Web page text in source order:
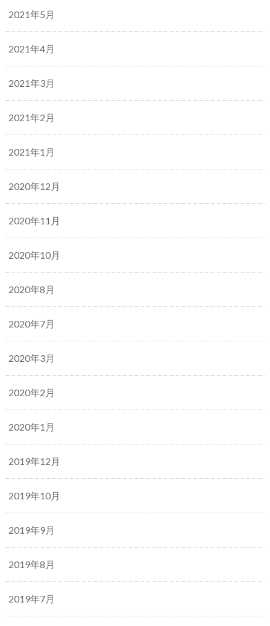
2021年5月
2021年4月
2021年3月
2021年2月
2021年1月
2020年12月
2020年11月
2020年10月
2020年8月
2020年7月
2020年3月
2020年2月
2020年1月
2019年12月
2019年10月
2019年9月
2019年8月
2019年7月